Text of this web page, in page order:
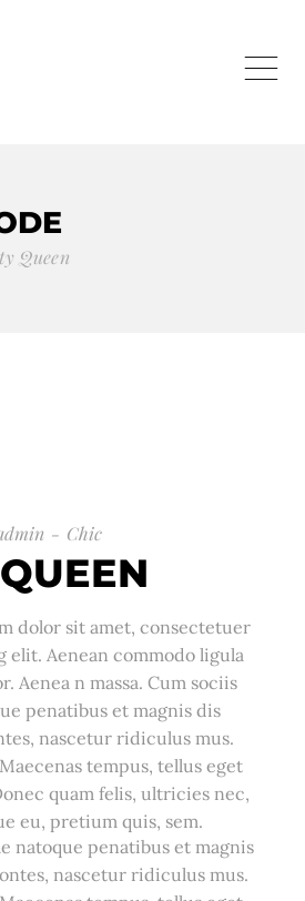
Queen
Chic
dolor sit amet, consectetuer
elit. Aenean commodo ligula
Aenea n massa. Cum sociis
penatibus et magnis dis
nascetur ridiculus mus.
tempus, tellus eget
quam felis, ultricies nec,
eu, pretium quis, sem.
natoque penatibus et magnis
nascetur ridiculus mus.